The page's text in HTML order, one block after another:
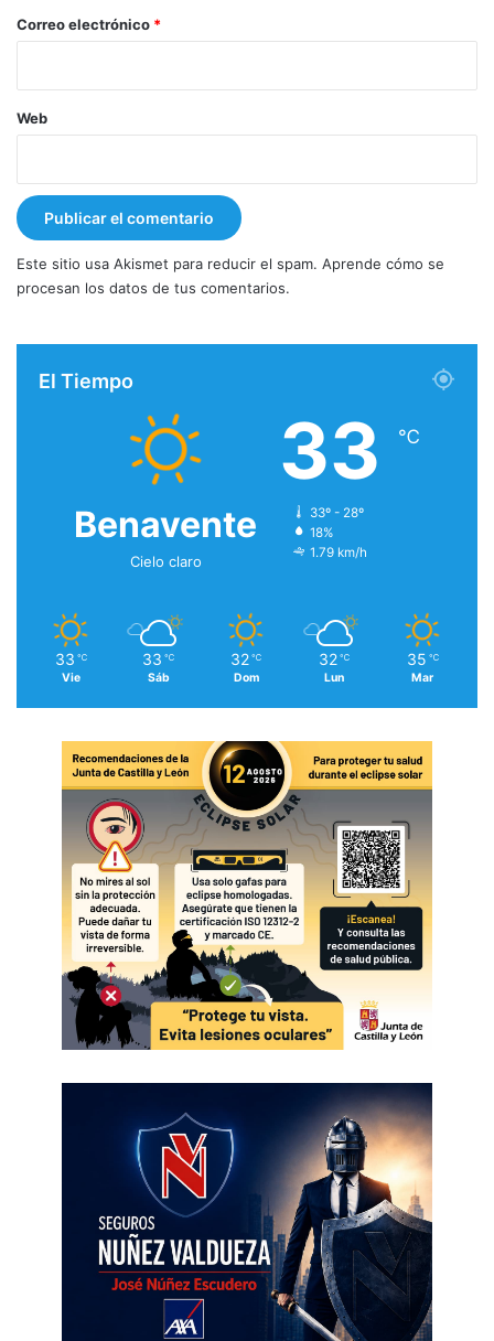
*
Correo electrónico *
Web
Este sitio usa Akismet para reducir el spam. Aprende cómo se
procesan los datos de tus comentarios.
El Tiempo
Benavente
Cielo claro
33 ℃
33º - 28º
18%
1.79 km/h
33 ℃
Vie
33 ℃
Sáb
32 ℃
Dom
32 ℃
Lun
35 ℃
Mar